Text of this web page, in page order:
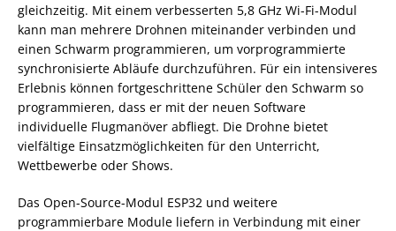
gleichzeitig. Mit einem verbesserten 5,8 GHz Wi-Fi-Modul
kann man mehrere Drohnen miteinander verbinden und
einen Schwarm programmieren, um vorprogrammierte
synchronisierte Abläufe durchzuführen. Für ein intensiveres
Erlebnis können fortgeschrittene Schüler den Schwarm so
programmieren, dass er mit der neuen Software
individuelle Flugmanöver abfliegt. Die Drohne bietet
vielfältige Einsatzmöglichkeiten für den Unterricht,
Wettbewerbe oder Shows.
Das Open-Source-Modul ESP32 und weitere
programmierbare Module liefern in Verbindung mit einer